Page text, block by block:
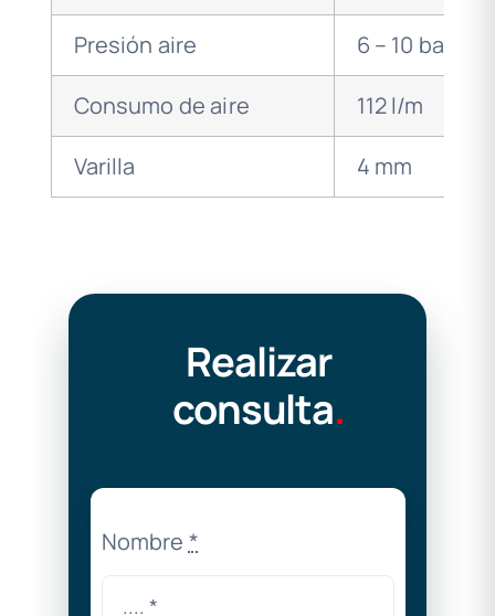
Presión aire 6 – 10 bar
Consumo de aire 112 l/m
Varilla 4 mm
Realizar
consulta.
Nombre *